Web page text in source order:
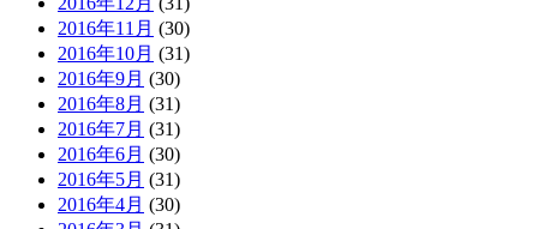
2016年11月 (30)
2016年10月 (31)
2016年9月 (30)
2016年8月 (31)
2016年7月 (31)
2016年6月 (30)
2016年5月 (31)
2016年4月 (30)